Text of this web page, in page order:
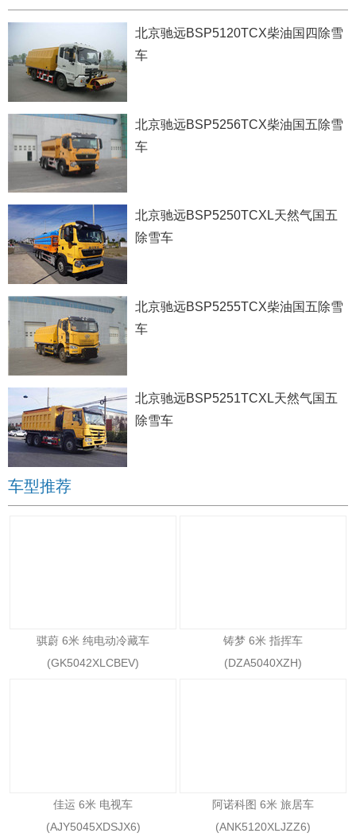
北京驰远BSP5120TCX柴油国四除雪
车
北京驰远BSP5256TCX柴油国五除雪
车
北京驰远BSP5250TCXL天然气国五
除雪车
北京驰远BSP5255TCX柴油国五除雪
车
北京驰远BSP5251TCXL天然气国五
除雪车
车型推荐
骐蔚 6米 纯电动冷藏车
(GK5042XLCBEV)
铸梦 6米 指挥车
(DZA5040XZH)
佳运 6米 电视车
(AJY5045XDSJX6)
阿诺科图 6米 旅居车
(ANK5120XLJZZ6)